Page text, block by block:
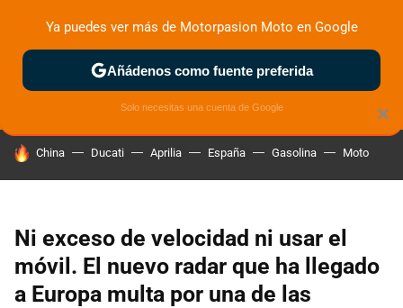
ZONA DE PRUEBAS DEPORTIVAS MOTOS ELÉCTRICAS
HOY SE HABLA DE
China Ducati Aprilia España Gasolina Moto
Ni exceso de velocidad ni usar el
móvil. El nuevo radar que ha llegado
a Europa multa por una de las
×
Ya puedes ver más de Motorpasion Moto en Google
Añádenos como fuente preferida
Solo necesitas una cuenta de Google